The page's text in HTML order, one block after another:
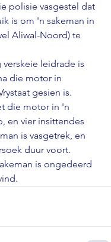
polisie vasgestel dat
is om 'n sakeman in
Aliwal-Noord) te
leidrade is
die motor in
gesien is.
die motor in 'n
en vier insittendes
is vasgetrek, en
duur voort.
is ongedeerd